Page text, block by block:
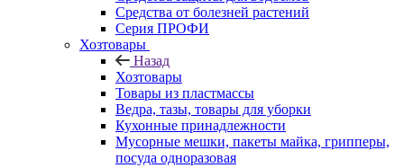
Средства от болезней растений
Серия ПРОФИ
Хозтовары
Назад
Хозтовары
Товары из пластмассы
Ведра, тазы, товары для уборки
Кухонные принадлежности
Мусорные мешки, пакеты майка, грипперы,
посуда одноразовая